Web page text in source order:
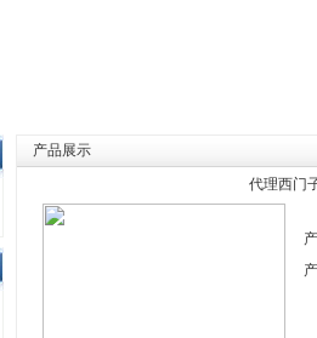
产品展示
代理西门